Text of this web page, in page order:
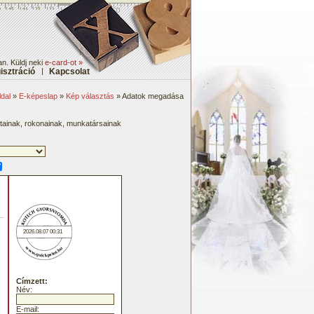
Küldj nekie-card-ot »
| Kapcsolat
» E-képeslap » Kép választás » Adatok megadása
rokonainak, munkatársainak
2026.08.07 00:31
Címzett:
Név:
E-mail: